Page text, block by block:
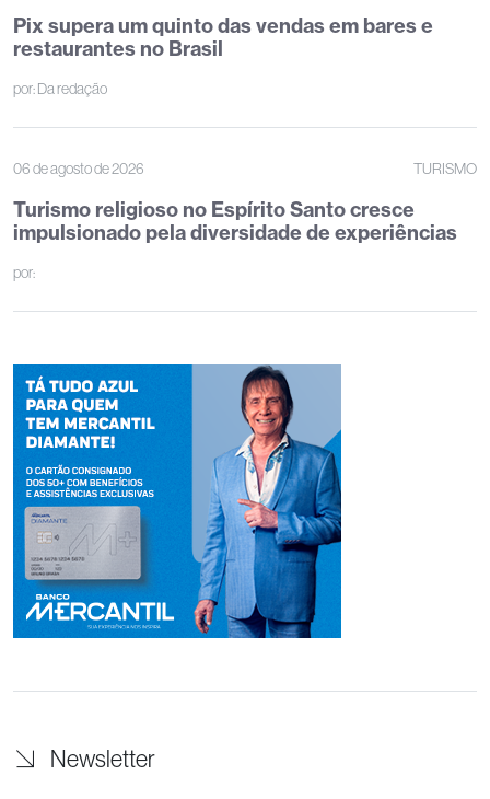
Pix supera um quinto das vendas em bares e
restaurantes no Brasil
por:Da redação
06 de agosto de 2026 TURISMO
Turismo religioso no Espírito Santo cresce
impulsionado pela diversidade de experiências
por:
Newsletter